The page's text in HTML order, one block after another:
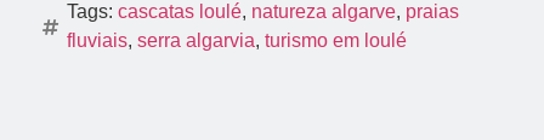
Tags: cascatas loulé, natureza algarve, praias
fluviais, serra algarvia, turismo em loulé